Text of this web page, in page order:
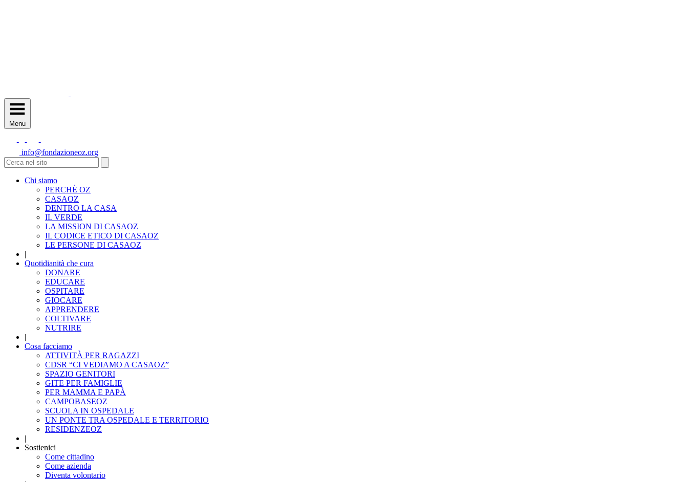
Menu
info@fondazioneoz.org
Chi siamo
PERCHÈ OZ
CASAOZ
DENTRO LA CASA
IL VERDE
LA MISSION DI CASAOZ
IL CODICE ETICO DI CASAOZ
LE PERSONE DI CASAOZ
|
Quotidianità che cura
DONARE
EDUCARE
OSPITARE
GIOCARE
APPRENDERE
COLTIVARE
NUTRIRE
|
Cosa facciamo
ATTIVITÀ PER RAGAZZI
CDSR “CI VEDIAMO A CASAOZ”
SPAZIO GENITORI
GITE PER FAMIGLIE
PER MAMMA E PAPÀ
CAMPOBASEOZ
SCUOLA IN OSPEDALE
UN PONTE TRA OSPEDALE E TERRITORIO
RESIDENZEOZ
|
Sostienici
Come cittadino
Come azienda
Diventa volontario